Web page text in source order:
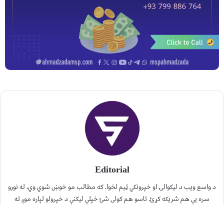
Editorial
د واسع ویب د لیکوالۍ او خپرونکي ټیم لخوا. که مطالب مو خوښ شوي وي، له نورو
سره یې هم شریکه کړئ. تاسو هم کولی شئ خپلې لیکنې د خپرولو لپاره موږ ته